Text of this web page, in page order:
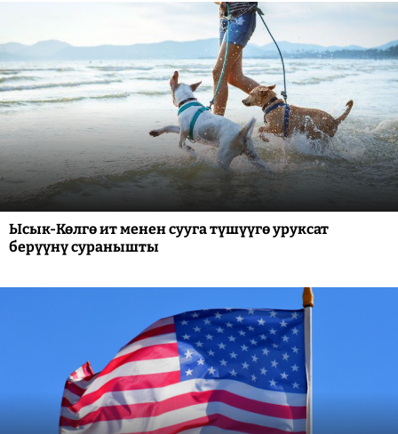
Ысык-Көлгө ит менен сууга түшүүгө уруксат
берүүнү суранышты